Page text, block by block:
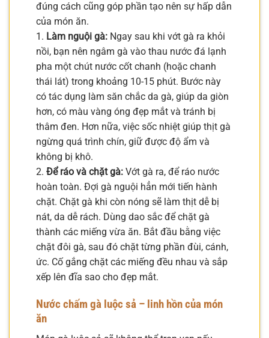
đúng cách cũng góp phần tạo nên sự hấp dẫn
của món ăn.
1. Làm nguội gà: Ngay sau khi vớt gà ra khỏi
nồi, bạn nên ngâm gà vào thau nước đá lạnh
pha một chút nước cốt chanh (hoặc chanh
thái lát) trong khoảng 10-15 phút. Bước này
có tác dụng làm săn chắc da gà, giúp da giòn
hơn, có màu vàng óng đẹp mắt và tránh bị
thâm đen. Hơn nữa, việc sốc nhiệt giúp thịt gà
ngừng quá trình chín, giữ được độ ẩm và
không bị khô.
2. Để ráo và chặt gà: Vớt gà ra, để ráo nước
hoàn toàn. Đợi gà nguội hẳn mới tiến hành
chặt. Chặt gà khi còn nóng sẽ làm thịt dễ bị
nát, da dễ rách. Dùng dao sắc để chặt gà
thành các miếng vừa ăn. Bắt đầu bằng việc
chặt đôi gà, sau đó chặt từng phần đùi, cánh,
ức. Cố gắng chặt các miếng đều nhau và sắp
xếp lên đĩa sao cho đẹp mắt.
Nước chấm gà luộc sả – linh hồn của món
ăn